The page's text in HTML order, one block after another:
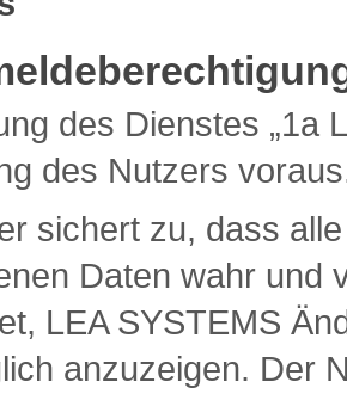
des Dienstes „1a
des Nutzers
sichert zu, dass
Daten wahr und
LEA SYSTEMS
anzuzeigen. Der